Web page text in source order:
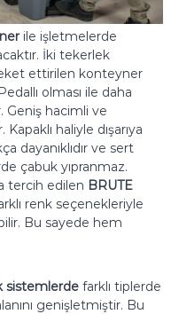
ile işletmelerde
İki tekerlek
ettirilen konteyner
olması ile daha
Geniş hacimli ve
Kapaklı haliyle dışarıya
dayanıklıdır ve sert
çabuk yıpranmaz.
tercih edilen BRUTE
renk seçenekleriyle
Bu sayede hem
sistemlerdefarklı tiplerde
genişletmiştir. Bu